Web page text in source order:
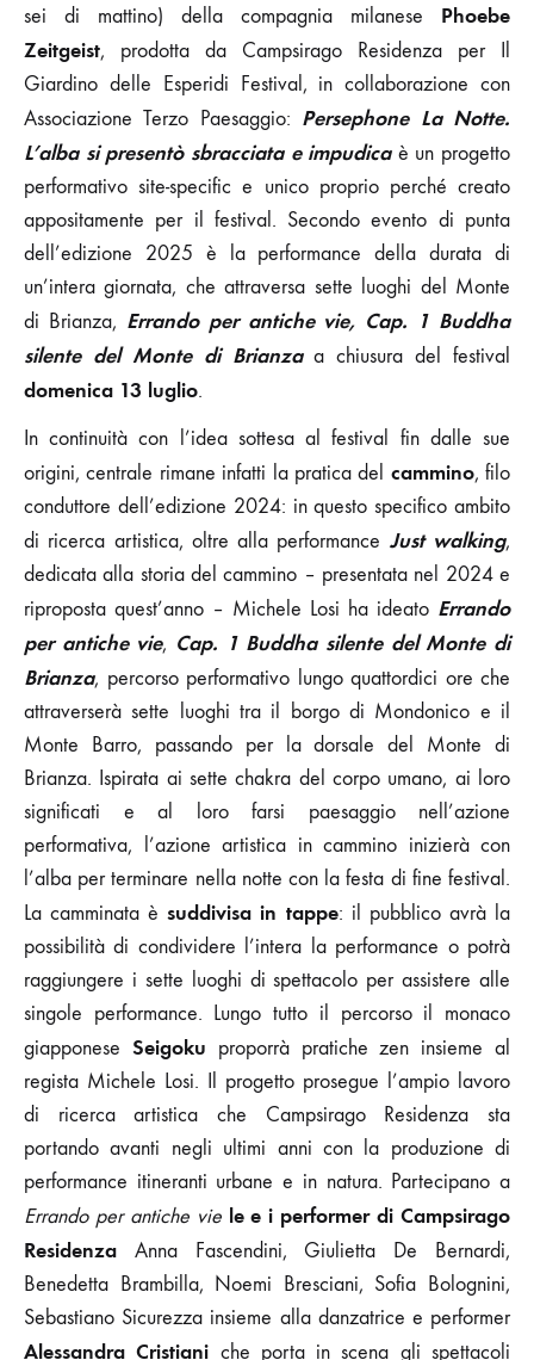
sei di mattino) della compagnia milanese Phoebe
Zeitgeist, prodotta da Campsirago Residenza per Il
Giardino delle Esperidi Festival, in collaborazione con
Associazione Terzo Paesaggio: Persephone La Notte.
L’alba si presentò sbracciata e impudicaè un progetto
performativo site-specific e unico proprio perché creato
appositamente per il festival. Secondo evento di punta
dell’edizione 2025 è la performance della durata di
un’intera giornata, che attraversa sette luoghi del Monte
di Brianza, Errando per antiche vie, Cap. 1 Buddha
silente del Monte di Brianzaa chiusura del festival
domenica 13 luglio.
In continuità con l’idea sottesa al festival fin dalle sue
origini, centrale rimane infatti la pratica del cammino, filo
conduttore dell’edizione 2024: in questo specifico ambito
di ricerca artistica, oltre alla performance Just walking,
dedicata alla storia del cammino – presentata nel 2024 e
riproposta quest’anno – Michele Losi ha ideato Errando
per antiche vie, Cap. 1 Buddha silente del Monte di
Brianza, percorso performativo lungo quattordici ore che
attraverserà sette luoghi tra il borgo di Mondonico e il
Monte Barro, passando per la dorsale del Monte di
Brianza. Ispirata ai sette chakra del corpo umano, ai loro
significati e al loro farsi paesaggio nell’azione
performativa, l’azione artistica in cammino inizierà con
l’alba per terminare nella notte con la festa di fine festival.
La camminata èsuddivisa in tappe: il pubblico avrà la
possibilità di condividere l’intera la performance o potrà
raggiungere i sette luoghi di spettacolo per assistere alle
singole performance. Lungo tutto il percorso il monaco
giapponese Seigoku proporrà pratiche zen insieme al
regista Michele Losi. Il progetto prosegue l’ampio lavoro
di ricerca artistica che Campsirago Residenza sta
portando avanti negli ultimi anni con la produzione di
performance itineranti urbane e in natura. Partecipano a
Errando per antiche vie le e i performer di Campsirago
Residenza Anna Fascendini, Giulietta De Bernardi,
Benedetta Brambilla, Noemi Bresciani, Sofia Bolognini,
Sebastiano Sicurezza insieme alla danzatrice e performer
Alessandra Cristiani che porta in scena gli spettacoli